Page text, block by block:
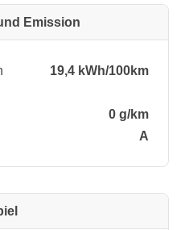
Emission
19,4 kWh/100km
0 g/km
A